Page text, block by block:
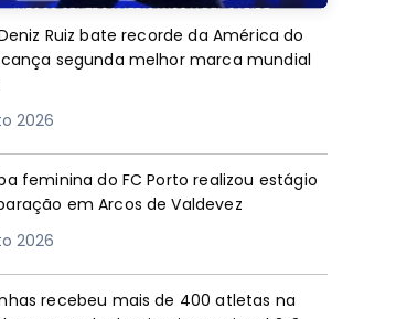
Ruiz bate recorde da América do
segunda melhor marca mundial
2026
feminina do FC Porto realizou estágio
em Arcos de Valdevez
2026
recebeu mais de 400 atletas na